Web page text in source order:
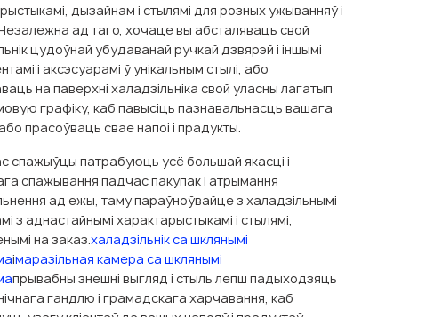
дызайнам і стылямі для розных ужыванняў і
ад таго, хочаце вы абсталяваць свой
цудоўнай убудаванай ручкай дзвярэй і іншымі
і аксэсуарамі ў унікальным стылі, або
на паверхні халадзільніка свой уласны лагатып
графіку, каб павысіць пазнавальнасць вашага
прасоўваць свае напоі і прадукты.
спажыўцы патрабуюць усё большай якасці і
спажывання падчас пакупак і атрымання
ад ежы, таму параўноўвайце з халадзільнымі
з аднастайнымі характарыстыкамі і стылямі,
на заказ. халадзільнік са шклянымі
імаразільная камера са шклянымі
прывабны знешні выгляд і стыль лепш падыходзяць
гандлю і грамадскага харчавання, каб